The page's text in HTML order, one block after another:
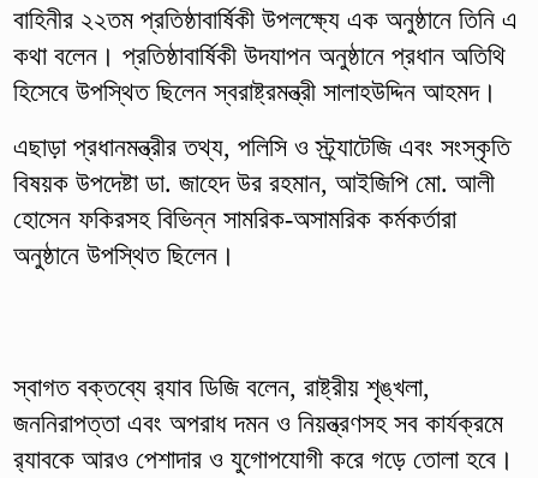
বাহিনীর ২২তম প্রতিষ্ঠাবার্ষিকী উপলক্ষ্যে এক অনুষ্ঠানে তিনি এ
কথা বলেন। প্রতিষ্ঠাবার্ষিকী উদযাপন অনুষ্ঠানে প্রধান অতিথি
হিসেবে উপস্থিত ছিলেন স্বরাষ্ট্রমন্ত্রী সালাহউদ্দিন আহমদ।
এছাড়া প্রধানমন্ত্রীর তথ্য, পলিসি ও স্ট্র্যাটেজি এবং সংস্কৃতি
বিষয়ক উপদেষ্টা ডা. জাহেদ উর রহমান, আইজিপি মো. আলী
হোসেন ফকিরসহ বিভিন্ন সামরিক-অসামরিক কর্মকর্তারা
অনুষ্ঠানে উপস্থিত ছিলেন।
স্বাগত বক্তব্যে র‌্যাব ডিজি বলেন, রাষ্ট্রীয় শৃঙ্খলা,
জননিরাপত্তা এবং অপরাধ দমন ও নিয়ন্ত্রণসহ সব কার্যক্রমে
র‌্যাবকে আরও পেশাদার ও যুগোপযোগী করে গড়ে তোলা হবে।